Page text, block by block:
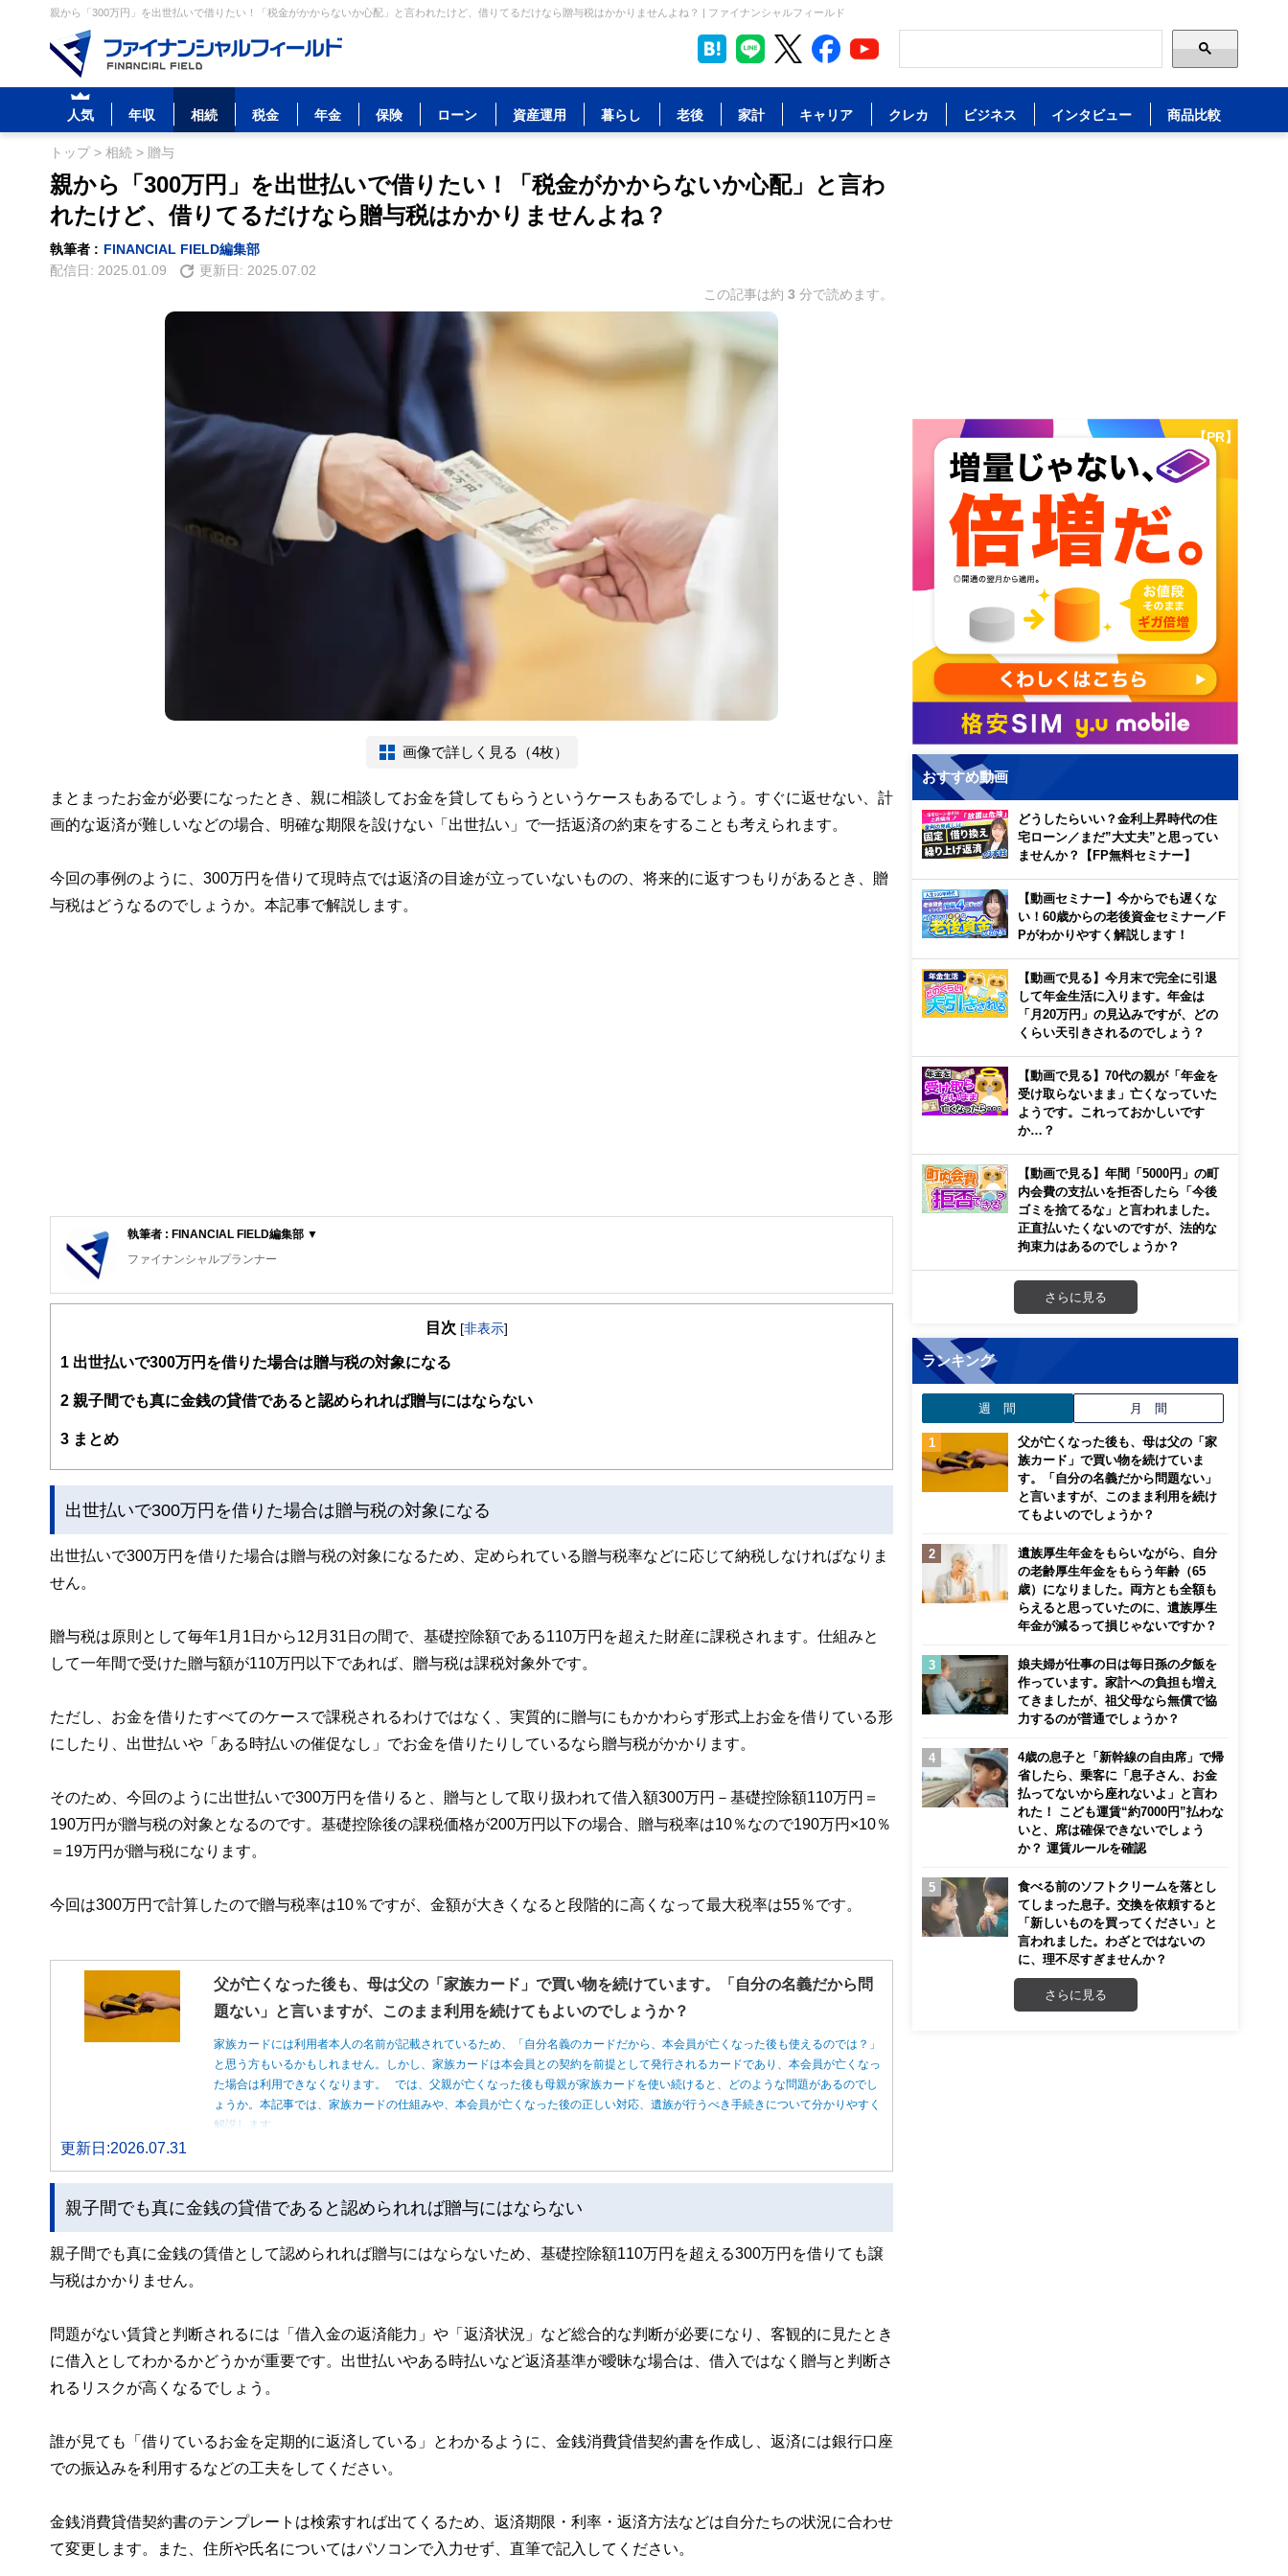
親から「300万円」を出世払いで借りたい！「税金がかからないか心配」と言われたけど、借りてるだけなら贈与税はかかりませんよね？ | ファイナンシャルフィールド
人気 年収 相続 税金 年金 保険 ローン 資産運用 暮らし 老後 家計 キャリア クレカ ビジネス インタビュー 商品比較
トップ> 相続 > 贈与
親から「300万円」を出世払いで借りたい！「税金がかからないか心配」と言わ
れたけど、借りてるだけなら贈与税はかかりませんよね？
執筆者 : FINANCIAL FIELD編集部
配信日: 2025.01.09 更新日: 2025.07.02
この記事は約 3 分で読めます。
画像で詳しく見る（4枚）
まとまったお金が必要になったとき、親に相談してお金を貸してもらうというケースもあるでしょう。すぐに返せない、計
画的な返済が難しいなどの場合、明確な期限を設けない「出世払い」で一括返済の約束をすることも考えられます。
今回の事例のように、300万円を借りて現時点では返済の目途が立っていないものの、将来的に返すつもりがあるとき、贈
与税はどうなるのでしょうか。本記事で解説します。
執筆者 : FINANCIAL FIELD編集部 ▼
ファイナンシャルプランナー
FinancialField編集部は、金融、経済に関する記事を、日々の暮らしにどのような影響を与えるかという視点で、お金の知識がない方でも理解でき
案から記事掲載まですべての工程に関わることで、読者目線のコンテンツを追求しています。
FinancialFieldの特徴は、ファイナンシャルプランナー、弁護士、税理士、宅地建物取引士、相続診断士、住宅ローンアドバイザー、DCプランナ
ー、公認会計士、社会保険労務士、行政書士、投資アナリスト、キャリアコンサルタントなど150名以上の有資格者を執筆者・監修者として迎
私たちは、快適でより良い生活のアイデアを提供するお金のコンシェルジュを目指します。
目次 [非表示]
1 出世払いで300万円を借りた場合は贈与税の対象になる
2 親子間でも真に金銭の貸借であると認められれば贈与にはならない
3 まとめ
出世払いで300万円を借りた場合は贈与税の対象になる
出世払いで300万円を借りた場合は贈与税の対象になるため、定められている贈与税率などに応じて納税しなければなりま
せん。
贈与税は原則として毎年1月1日から12月31日の間で、基礎控除額である110万円を超えた財産に課税されます。仕組みと
して一年間で受けた贈与額が110万円以下であれば、贈与税は課税対象外です。
ただし、お金を借りたすべてのケースで課税されるわけではなく、実質的に贈与にもかかわらず形式上お金を借りている形
にしたり、出世払いや「ある時払いの催促なし」でお金を借りたりしているなら贈与税がかかります。
そのため、今回のように出世払いで300万円を借りると、贈与として取り扱われて借入額300万円－基礎控除額110万円＝
190万円が贈与税の対象となるのです。基礎控除後の課税価格が200万円以下の場合、贈与税率は10％なので190万円×10％
＝19万円が贈与税になります。
今回は300万円で計算したので贈与税率は10％ですが、金額が大きくなると段階的に高くなって最大税率は55％です。
父が亡くなった後も、母は父の「家族カード」で買い物を続けています。「自分の名義だから問
題ない」と言いますが、このまま利用を続けてもよいのでしょうか？
家族カードには利用者本人の名前が記載されているため、「自分名義のカードだから、本会員が亡くなった後も使えるのでは？」
と思う方もいるかもしれません。しかし、家族カードは本会員との契約を前提として発行されるカードであり、本会員が亡くなっ
た場合は利用できなくなります。 では、父親が亡くなった後も母親が家族カードを使い続けると、どのような問題があるのでし
ょうか。本記事では、家族カードの仕組みや、本会員が亡くなった後の正しい対応、遺族が行うべき手続きについて分かりやすく
解説します。
更新日:2026.07.31
親子間でも真に金銭の貸借であると認められれば贈与にはならない
親子間でも真に金銭の賃借として認められれば贈与にはならないため、基礎控除額110万円を超える300万円を借りても譲
与税はかかりません。
問題がない賃貸と判断されるには「借入金の返済能力」や「返済状況」など総合的な判断が必要になり、客観的に見たとき
に借入としてわかるかどうかが重要です。出世払いやある時払いなど返済基準が曖昧な場合は、借入ではなく贈与と判断さ
れるリスクが高くなるでしょう。
誰が見ても「借りているお金を定期的に返済している」とわかるように、金銭消費貸借契約書を作成し、返済には銀行口座
での振込みを利用するなどの工夫をしてください。
金銭消費貸借契約書のテンプレートは検索すれば出てくるため、返済期限・利率・返済方法などは自分たちの状況に合わせ
て変更します。また、住所や氏名についてはパソコンで入力せず、直筆で記入してください。
【PR】
おすすめ動画
どうしたらいい？金利上昇時代の住
宅ローン／まだ”大丈夫”と思ってい
ませんか？【FP無料セミナー】
【動画セミナー】今からでも遅くな
い！60歳からの老後資金セミナー／F
Pがわかりやすく解説します！
【動画で見る】今月末で完全に引退
して年金生活に入ります。年金は
「月20万円」の見込みですが、どの
くらい天引きされるのでしょう？
【動画で見る】70代の親が「年金を
受け取らないまま」亡くなっていた
ようです。これっておかしいです
か…？
【動画で見る】年間「5000円」の町
内会費の支払いを拒否したら「今後
ゴミを捨てるな」と言われました。
正直払いたくないのですが、法的な
拘束力はあるのでしょうか？
さらに見る
ランキング
週 間 月 間
父が亡くなった後も、母は父の「家
族カード」で買い物を続けていま
す。「自分の名義だから問題ない」
と言いますが、このまま利用を続け
てもよいのでしょうか？
遺族厚生年金をもらいながら、自分
の老齢厚生年金をもらう年齢（65
歳）になりました。両方とも全額も
らえると思っていたのに、遺族厚生
年金が減るって損じゃないですか？
娘夫婦が仕事の日は毎日孫の夕飯を
作っています。家計への負担も増え
てきましたが、祖父母なら無償で協
力するのが普通でしょうか？
4歳の息子と「新幹線の自由席」で帰
省したら、乗客に「息子さん、お金
払ってないから座れないよ」と言わ
れた！ こども運賃“約7000円”払わな
いと、席は確保できないでしょう
か？ 運賃ルールを確認
食べる前のソフトクリームを落とし
てしまった息子。交換を依頼すると
「新しいものを買ってください」と
言われました。わざとではないの
に、理不尽すぎませんか？
さらに見る